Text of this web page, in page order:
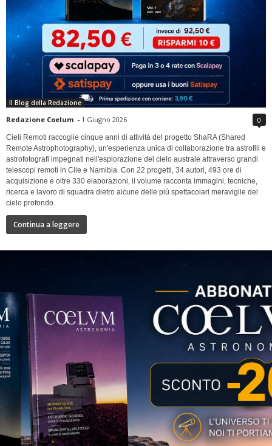
Il Blog della Redazione
Redazione Coelum - 1 Giugno 2026 0
Cieli Remoti raccoglie cinque anni di attività del progetto ShaRA (Shared
Remote Astrophotography), un'esperienza unica di collaborazione tra astrofili e
astrofotografi impegnati nell'esplorazione del cielo australe attraverso grandi
telescopi remoti in Cile e Namibia. Con 22 progetti, 34 autori, 493 ore di
acquisizione e oltre 330 elaborazioni, il volume racconta immagini, tecniche,
ricerca e lavoro di squadra dietro alcune delle più spettacolari meraviglie del
cielo profondo.
Continua a leggere